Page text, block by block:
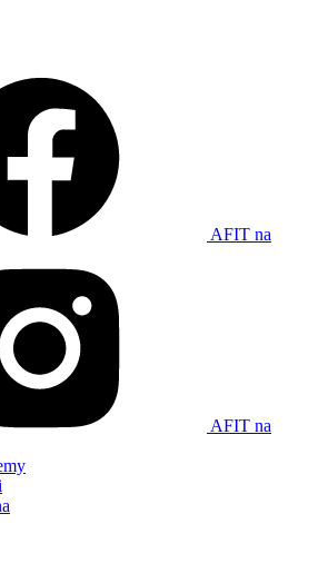
AFIT na
AFIT na